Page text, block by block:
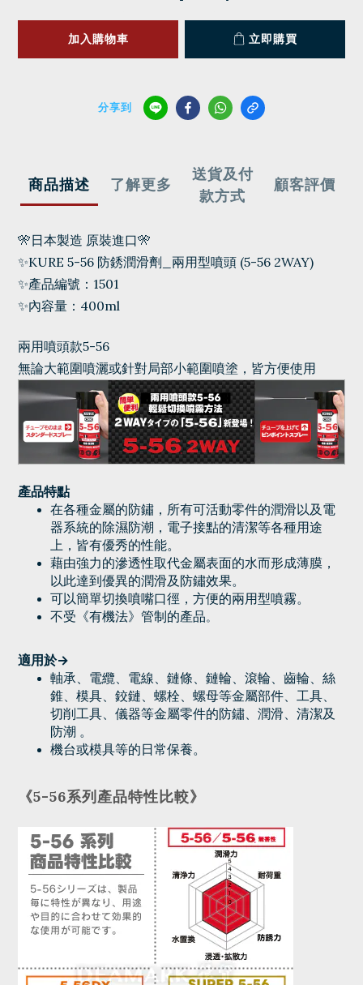
加入購物車 立即購買
分享到
商品描述 了解更多
送貨及付
款方式
顧客評價
🎌日本製造 原裝進口🎌
✨KURE 5-56 防銹潤滑劑_兩用型噴頭 (5-56 2WAY)
✨產品編號：1501
✨內容量：400ml
兩用噴頭款5-56
無論大範圍噴灑或針對局部小範圍噴塗，皆方便使用
產品特點
在各種金屬的防鏽，所有可活動零件的潤滑以及電
器系統的除濕防潮，電子接點的清潔等各種用途
上，皆有優秀的性能。
藉由強力的滲透性取代金屬表面的水而形成薄膜，
以此達到優異的潤滑及防鏽效果。
可以簡單切換噴嘴口徑，方便的兩用型噴霧。
不受《有機法》管制的產品。
適用於→
軸承、電纜、電線、鏈條、鏈輪、滾輪、齒輪、絲
錐、模具、鉸鏈、螺栓、螺母等金屬部件、工具、
切削工具、儀器等金屬零件的防鏽、潤滑、清潔及
防潮 。
機台或模具等的日常保養。
《5-56系列產品特性比較》